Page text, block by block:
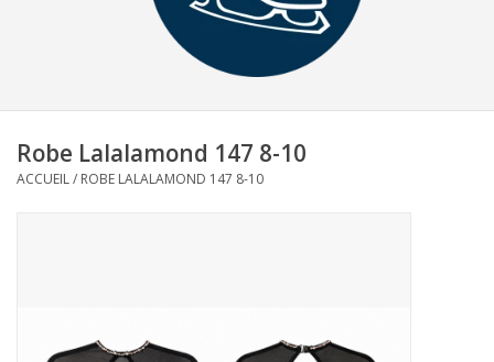
Hockey
Pièces uniques Lamond
Robe Lalalamond 147 8-10
ACCUEIL/ ROBE LALALAMOND 147 8-10